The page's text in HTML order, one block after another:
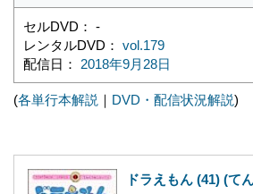
セルDVD： -
レンタルDVD： vol.179
配信日： 2018年9月28日
(各単行本解説 ｜ DVD・配信状況解説)
ドラえもん (41) (て